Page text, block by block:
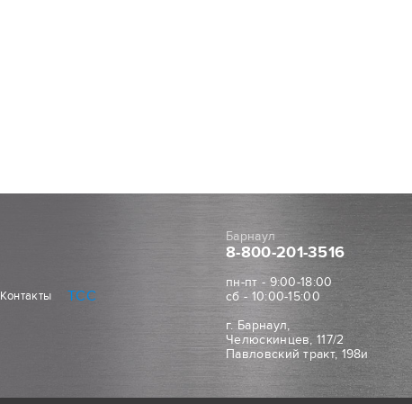
Контакты ТСС
Барнаул
8-800-201-3516
пн-пт - 9:00-18:00
сб - 10:00-15:00
г. Барнаул,
Челюскинцев, 117/2
Павловский тракт, 198и